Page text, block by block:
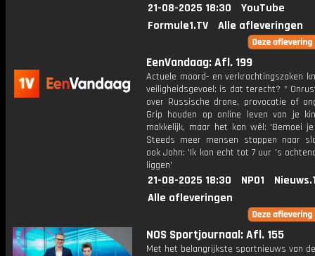
21-08-2025 18:30
YouTube
Formule1.TV
Alle afleveringen
EenVandaag: Afl. 199
Actuele moord- en verkrachtingszaken
veiligheidsgevoel: is dat terecht? *
over Russische drone, provocatie of
Grip houden op online leven van je
makkelijk, maar het kan wél: 'Bemoei
Steeds meer mensen stappen naar
ook John: 'Ik kon echt tot 7 uur 's
liggen'
21-08-2025 18:30 NPO1
Alle afleveringen
NOS Sportjournaal: Afl. 155
Met het belangrijkste sportnieuws van